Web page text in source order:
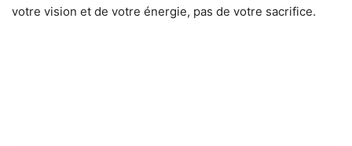
votre vision et de votre énergie, pas de votre sacrifice.